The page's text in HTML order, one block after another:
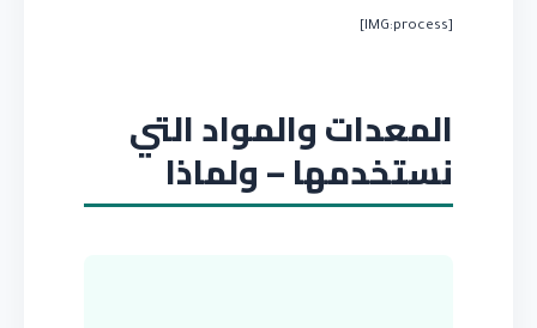
المعدات والمواد التي
نستخدمها – ولماذا